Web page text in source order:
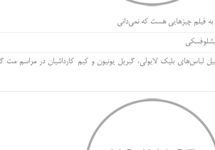
به فیلم چیزهایی هست که نمی‌دانی
لباس‌های بلیک لایولی، گبریل یونیون و کیم کارداشیان در مراسم مت